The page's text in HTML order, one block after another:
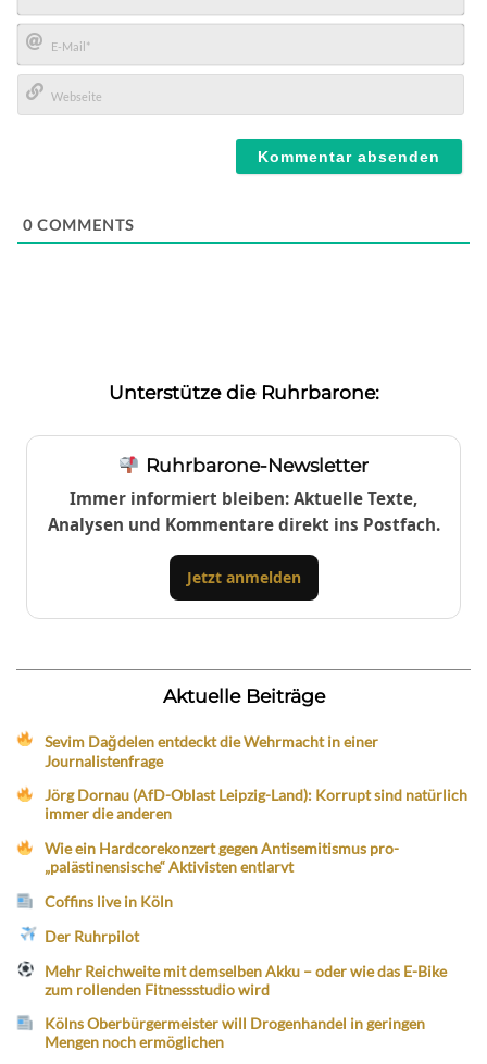
Name*
E-
Mail*
0 COMMENTS
Unterstütze die Ruhrbarone:
Ruhrbarone-Newsletter
Immer informiert bleiben: Aktuelle Texte,
Analysen und Kommentare direkt ins Postfach.
Jetzt anmelden
Aktuelle Beiträge
Sevim Dağdelen entdeckt die Wehrmacht in einer
Journalistenfrage
Jörg Dornau (AfD-Oblast Leipzig-Land): Korrupt sind natürlich
immer die anderen
Wie ein Hardcorekonzert gegen Antisemitismus pro-
„palästinensische“ Aktivisten entlarvt
Coffins live in Köln
Der Ruhrpilot
Mehr Reichweite mit demselben Akku – oder wie das E-Bike
zum rollenden Fitnessstudio wird
Kölns Oberbürgermeister will Drogenhandel in geringen
Mengen noch ermöglichen